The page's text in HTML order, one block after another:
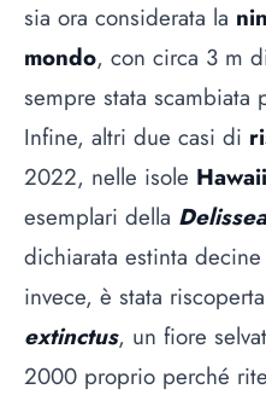
sia ora considerata la
mondo, con circa 3 m
sempre stata scambiata
Infine, altri due casi di
2022, nelle isole Hawaii
esemplari della
dichiarata estinta
invece, è stata
extinctus, un fiore
2000 proprio perché